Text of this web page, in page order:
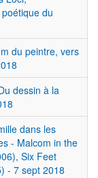
du
du peintre, vers
dessin à la
dans les
- Malcom in the
Six Feet
- 7 sept 2018